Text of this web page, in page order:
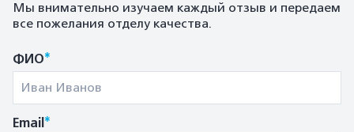
Мы внимательно изучаем каждый отзыв и передаем
все пожелания отделу качества.
ФИО*
Email*